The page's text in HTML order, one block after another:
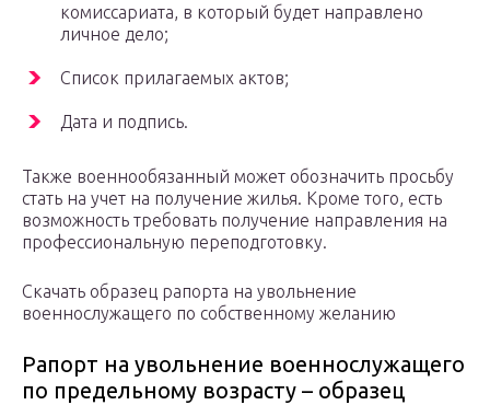
комиссариата, в который будет направлено
личное дело;
Список прилагаемых актов;
Дата и подпись.
Также военнообязанный может обозначить просьбу
стать на учет на получение жилья. Кроме того, есть
возможность требовать получение направления на
профессиональную переподготовку.
Скачать образец рапорта на увольнение
военнослужащего по собственному желанию
Рапорт на увольнение военнослужащего
по предельному возрасту – образец